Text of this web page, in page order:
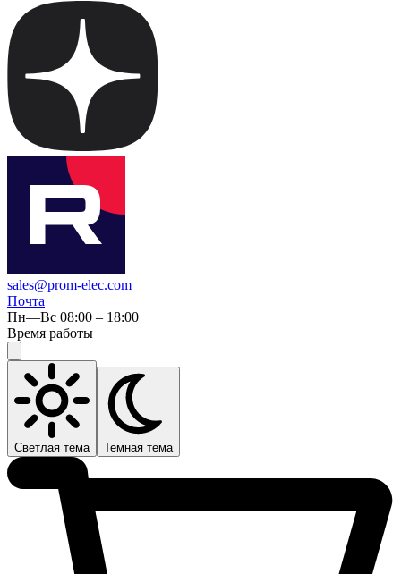
sales@prom-elec.com
Почта
Пн—Вс 08:00 – 18:00
Время работы
Светлая тема Темная тема